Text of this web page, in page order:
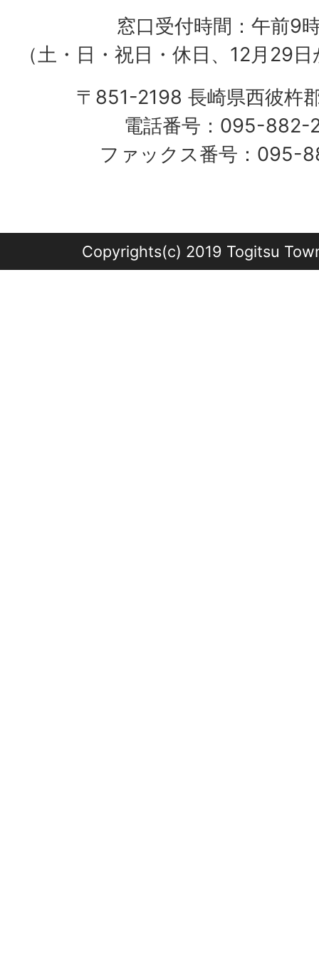
窓口受付時間：午前9
（土・日・祝日・休日、12月29
〒851-2198 長崎県西彼杵
電話番号：095-
ファックス番号：095-
Copyrights(c) 2019 Togitsu